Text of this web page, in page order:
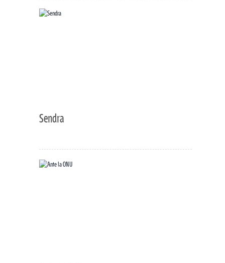
Sendra